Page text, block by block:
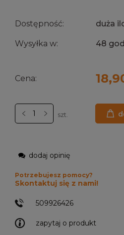
Dostępność: duża
Wysyłka w: 48
Cena:
szt.
zapytaj o produkt
Potrzebujesz pomocy?
Skontaktuj się z nami!
509926426
dodaj opinię